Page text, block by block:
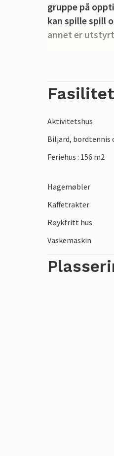
gruppe på
kan spille spill
annet er
Utenfor finner
en huske og
gå til byen
anbefaler vi en
Se frem til en
Aktivitetshus
Biljard, bordtennis
Feriehus : 156 m2
Hagemøbler
Kaffetrakter
Røykfritt hus
Vaskemaskin